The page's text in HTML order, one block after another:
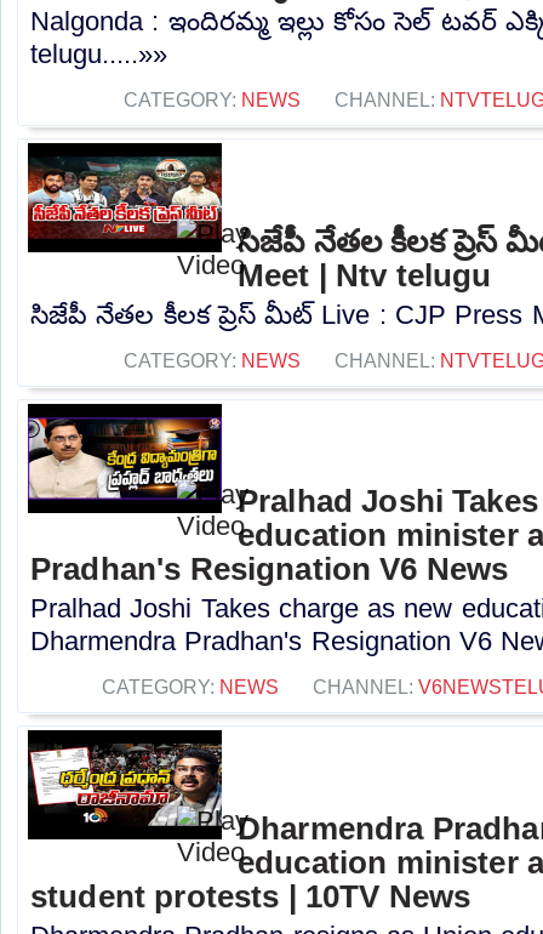
Nalgonda : ఇందిరమ్మ ఇల్లు కోసం సెల్ టవర్
telugu.....»»
CATEGORY: NEWS CHANNEL:
సిజేపీ నేతల కీలక ప్రెస్
Meet | Ntv telugu
సిజేపీ నేతల కీలక ప్రెస్ మీట్ Live : CJP Press
CATEGORY: NEWS CHANNEL:
Pralhad Joshi
education minister
Pradhan's Resignation V6 News
Pralhad Joshi Takes charge as new
Dharmendra Pradhan's Resignation V6
CATEGORY: NEWS CHANNEL:
Dharmendra
education minister
student protests | 10TV News